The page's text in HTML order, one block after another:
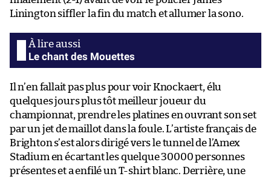
Linington siffler la fin du match et allumer la sono.
Le chant des Mouettes
Il n’en fallait pas plus pour voir Knockaert, élu
quelques jours plus tôt meilleur joueur du
championnat, prendre les platines en ouvrant son set
par un jet de maillot dans la foule. L’artiste français de
Brighton s’est alors dirigé vers le tunnel de l’Amex
Stadium en écartant les quelque 30000 personnes
présentes et a enfilé un T-shirt blanc. Derrière, une